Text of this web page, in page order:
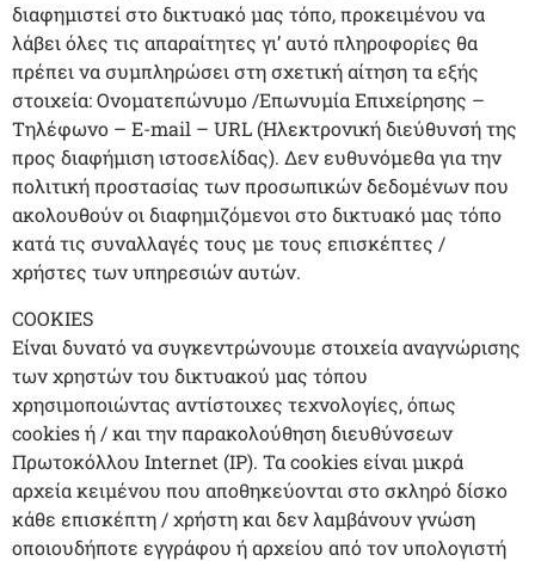
διαφημιστεί στο δικτυακό μας τόπο, προκειμένου να
λάβει όλες τις απαραίτητες γι’ αυτό πληροφορίες θα
πρέπει να συμπληρώσει στη σχετική αίτηση τα εξής
στοιχεία: Ονοματεπώνυμο /Επωνυμία Επιχείρησης –
Τηλέφωνο – E-mail – URL (Ηλεκτρονική διεύθυνσή της
προς διαφήμιση ιστοσελίδας). Δεν ευθυνόμεθα για την
πολιτική προστασίας των προσωπικών δεδομένων που
ακολουθούν οι διαφημιζόμενοι στο δικτυακό μας τόπο
κατά τις συναλλαγές τους με τους επισκέπτες /
χρήστες των υπηρεσιών αυτών.
COOKIES
Είναι δυνατό να συγκεντρώνουμε στοιχεία αναγνώρισης
των χρηστών του δικτυακού μας τόπου
χρησιμοποιώντας αντίστοιχες τεχνολογίες, όπως
cookies ή / και την παρακολούθηση διευθύνσεων
Πρωτοκόλλου Internet (IP). Τα cookies είναι μικρά
αρχεία κειμένου που αποθηκεύονται στο σκληρό δίσκο
κάθε επισκέπτη / χρήστη και δεν λαμβάνουν γνώση
οποιουδήποτε εγγράφου ή αρχείου από τον υπολογιστή